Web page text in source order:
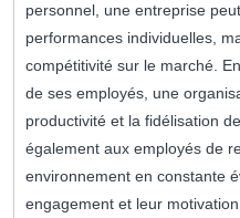
personnel, une entreprise
performances individuelles,
compétitivité sur le marché.
de ses employés, une
productivité et la fidélisation
également aux employés de
environnement en constante
engagement et leur motivation